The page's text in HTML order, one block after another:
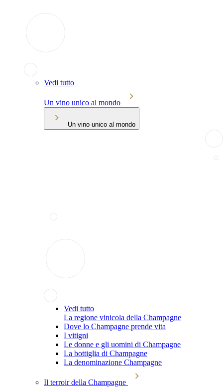
Vedi tutto
Un vino unico al mondo
Un vino unico al mondo
Vedi tutto
La regione vinicola della Champagne
Dove lo Champagne prende vita
I vitigni
Le donne e gli uomini di Champagne
La bottiglia di Champagne
La denominazione Champagne
Il terroir della Champagne